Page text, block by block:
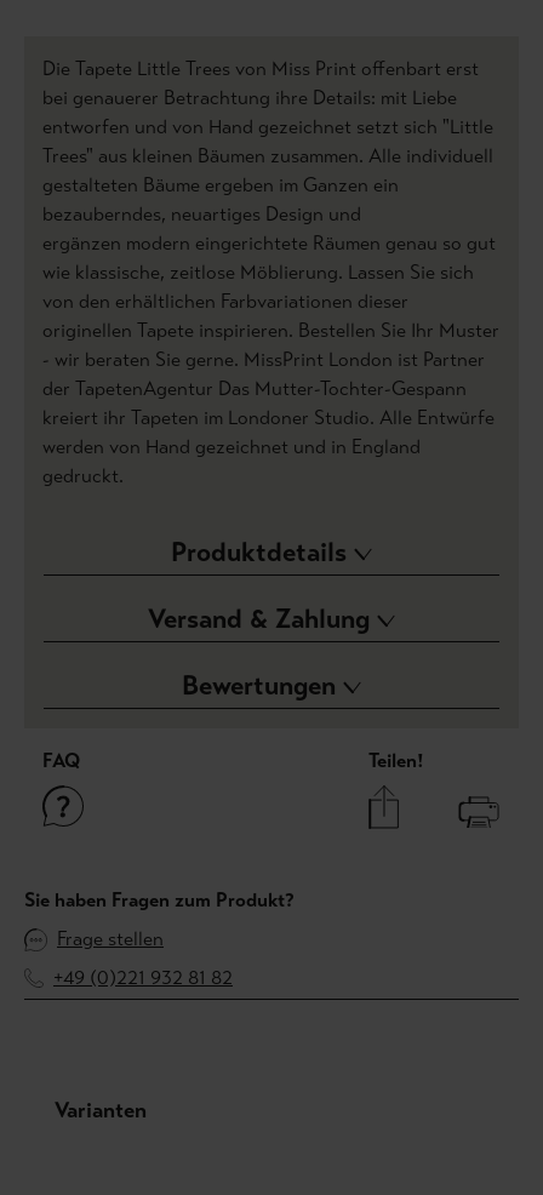
Die Tapete Little Trees von Miss Print offenbart erst
bei genauerer Betrachtung ihre Details: mit Liebe
entworfen und von Hand gezeichnet setzt sich "Little
Trees" aus kleinen Bäumen zusammen. Alle individuell
gestalteten Bäume ergeben im Ganzen ein
bezauberndes, neuartiges Design und
ergänzen modern eingerichtete Räumen genau so gut
wie klassische, zeitlose Möblierung. Lassen Sie sich
von den erhältlichen Farbvariationen dieser
originellen Tapete inspirieren. Bestellen Sie Ihr Muster
- wir beraten Sie gerne. MissPrint London ist Partner
der TapetenAgentur Das Mutter-Tochter-Gespann
kreiert ihr Tapeten im Londoner Studio. Alle Entwürfe
werden von Hand gezeichnet und in England
gedruckt.
Produktdetails
Versand & Zahlung
Bewertungen
FAQ Teilen!
Sie haben Fragen zum Produkt?
Frage stellen
+49 (0)221 932 81 82
Produktgalerie überspringen
Varianten